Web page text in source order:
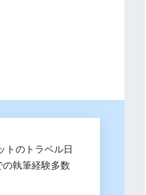
トのトラベル日
執筆経験多数